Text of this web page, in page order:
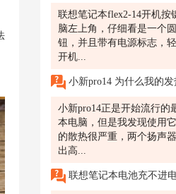
联想笔记本flex2-14开机按
脑左上角，仔细看是一个
钮，并且带有电源标志，
开机...
小新pro14 为什么我的发热
小新pro14正是开始流行的
本电脑，但是我发现使用
的散热很严重，两个扬声
出高...
联想笔记本电池充不进